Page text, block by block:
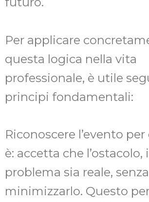
Per applicare
questa logica nella vita
professionale, è utile
principi fondamentali:
Riconoscere l’evento
è: accetta che
problema sia reale,
minimizzarlo. Questo